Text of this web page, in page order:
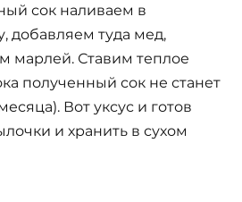
сок наливаем в
добавляем туда мед,
марлей. Ставим теплое
полученный сок не станет
Вот уксус и готов
и хранить в сухом